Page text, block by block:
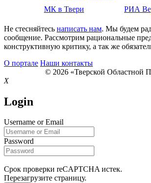
МК в Твери
РИА
Не стесняйтесь написать нам. Мы будем
сообщение. Рассмотрим рациональные
конструктивную критику, а так же
О портале Наши контакты
© 2026 «Тверской Областной
X
Login
Username or Email
Password
Срок проверки reCAPTCHA истек.
Перезагрузите страницу.